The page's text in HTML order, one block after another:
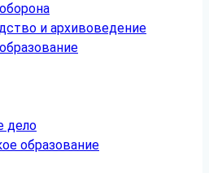
и архивоведение
дело
образование